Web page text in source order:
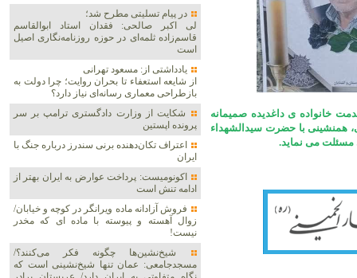
خانواده ی داغدیده صمیمانه
همنشینی با حضرت سیدالشهداء
مسئلت می نماید.
در پیام تسلیتی مطرح شد؛
لی اکبر صالحی: فقدان استاد ابوالقاسم
قاسم‌زاده ثلمه‌ای در حوزه روزنامه‌نگاری اصیل
است
یادداشتی از: مسعود تهرانی
از شایعه استعفاء تا بحران روایت؛ چرا دولت به
بازطراحی معماری رسانه‌ای نیاز دارد؟
شکایت از وزارت دادگستری ترامپ بر سر
پرونده اپستین
اعتراف تکان‌دهنده برنی سندرز درباره جنگ با
ایران
اکونومیست: پرداخت عوارض به ایران بهتر از
ادامه تنش است
فروش آزادانه ماده ویرانگر در کوچه و خیابان/
زوال آهسته و پیوسته با ماده ای که مخدر
نیست!
شیخ‌نشین‌ها چگونه فکر می‌کنند؟/
مسجدجامعی: عمان تنها شیخ‌نشینی است که